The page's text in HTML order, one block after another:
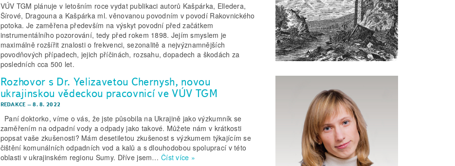
VÚV TGM plánuje v letošním roce vydat publikaci autorů Kašpárka, Elledera,
Šírové, Dragouna a Kašpárka ml. věnovanou povodním v povodí Rakovnického
potoka. Je zaměřena především na výskyt povodní před začátkem
instrumentálního pozorování, tedy před rokem 1898. Jejím smyslem je
maximálně rozšířit znalosti o frekvenci, sezonalitě a nejvýznamnějších
povodňových případech, jejich příčinách, rozsahu, dopadech a škodách za
posledních cca 500 let.
Rozhovor s Dr. Yelizavetou Chernysh, novou
ukrajinskou vědeckou pracovnicí ve VÚV TGM
REDAKCE –8. 8. 2022
Paní doktorko, víme o vás, že jste působila na Ukrajině jako výzkumník se
zaměřením na odpadní vody a odpady jako takové. Můžete nám v krátkosti
popsat vaše zkušenosti? Mám desetiletou zkušenost s výzkumem týkajícím se
čištění komunálních odpadních vod a kalů a s dlouhodobou spoluprací v této
oblasti v ukrajinském regionu Sumy. Dříve jsem… Číst více »